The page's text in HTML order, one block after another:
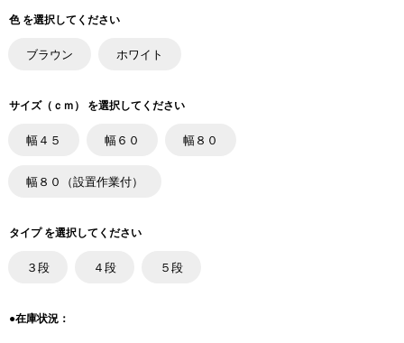
色 を選択してください
ブラウン ホワイト
サイズ（ｃｍ） を選択してください
幅４５ 幅６０ 幅８０
幅８０（設置作業付）
タイプ を選択してください
３段 ４段 ５段
●在庫状況：